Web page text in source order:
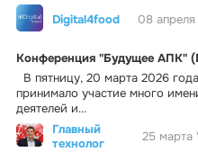
Digital4food
08
Конференция "Будущее АПК"
В пятницу, 20 марта 2026
принимало участие много
деятелей и...
Главный
технолог
25 марта